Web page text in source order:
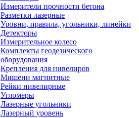
Измерители прочности бетона
Разметки лазерные
Уровни, правила, угольники, линейки
Детекторы
Измерительное колесо
Комплекты геодезического
оборудования
Крепления для нивелиров
Мишени магнитные
Рейки нивелирные
Угломеры
Лазерные угольники
Лазерный уровень